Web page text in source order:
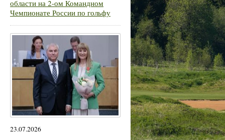
области на 2-ом Командном
Чемпионате России по гольфу
23.07.2026